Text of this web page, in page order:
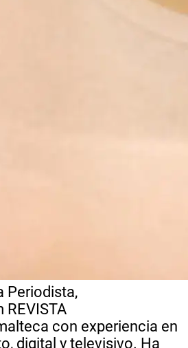
Periodista,
con experiencia en
digital y televisivo. Ha